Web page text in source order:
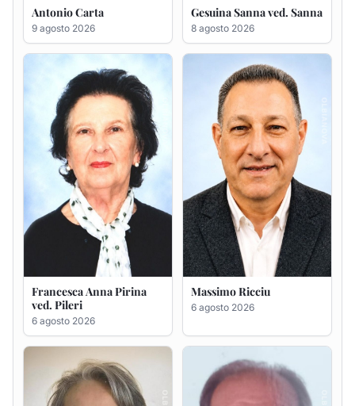
Maria Teresa Floris ved.
Ciocca
6 agosto 2026
Renzo Murrai
5 agosto 2026